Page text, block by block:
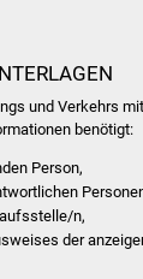
und Verkehrs
benötigt:
Person,
n,
der